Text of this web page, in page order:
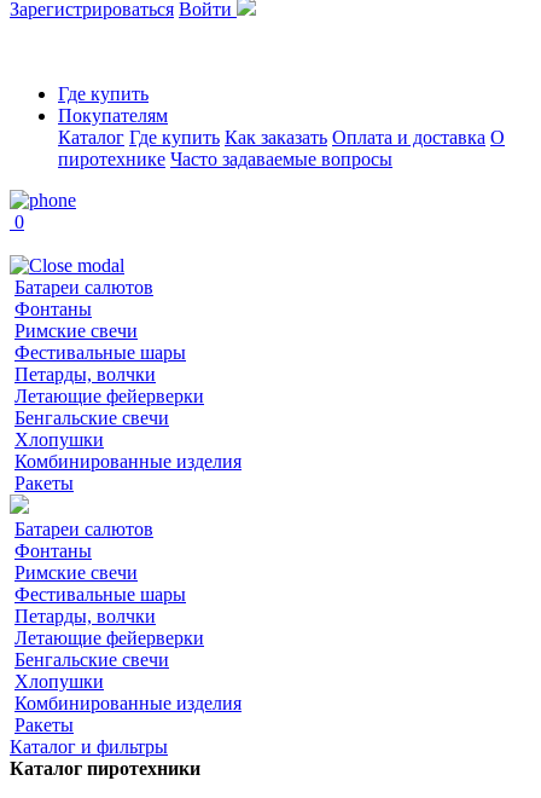
Зарегистрироваться Войти
Где купить
Покупателям
Каталог Где купить Как заказать Оплата и доставка О
пиротехнике Часто задаваемые вопросы
0
Батареи салютов
Фонтаны
Римские свечи
Фестивальные шары
Петарды, волчки
Летающие фейерверки
Бенгальские свечи
Хлопушки
Комбинированные изделия
Ракеты
Батареи салютов
Фонтаны
Римские свечи
Фестивальные шары
Петарды, волчки
Летающие фейерверки
Бенгальские свечи
Хлопушки
Комбинированные изделия
Ракеты
Каталог и фильтры
Каталог пиротехники